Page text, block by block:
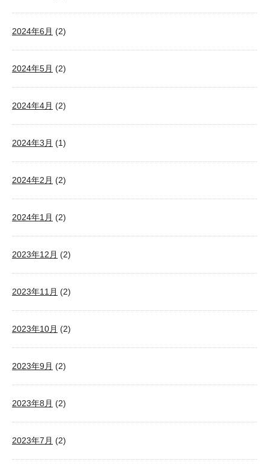
2024年6月 (2)
2024年5月 (2)
2024年4月 (2)
2024年3月 (1)
2024年2月 (2)
2024年1月 (2)
2023年12月 (2)
2023年11月 (2)
2023年10月 (2)
2023年9月 (2)
2023年8月 (2)
2023年7月 (2)